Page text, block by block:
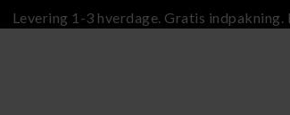
Levering 1-3 hverdage. Gratis